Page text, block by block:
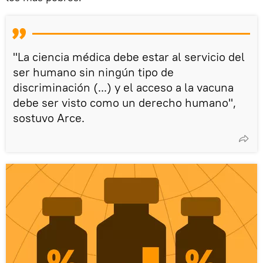
"La ciencia médica debe estar al servicio del
ser humano sin ningún tipo de
discriminación (...) y el acceso a la vacuna
debe ser visto como un derecho humano",
sostuvo Arce.